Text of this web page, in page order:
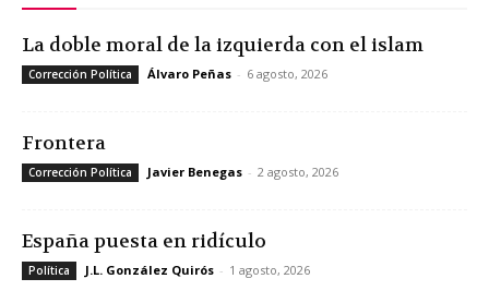
La doble moral de la izquierda con el islam
Corrección Política Álvaro Peñas - 6 agosto, 2026
Frontera
Corrección Política Javier Benegas - 2 agosto, 2026
España puesta en ridículo
Política J.L. González Quirós - 1 agosto, 2026